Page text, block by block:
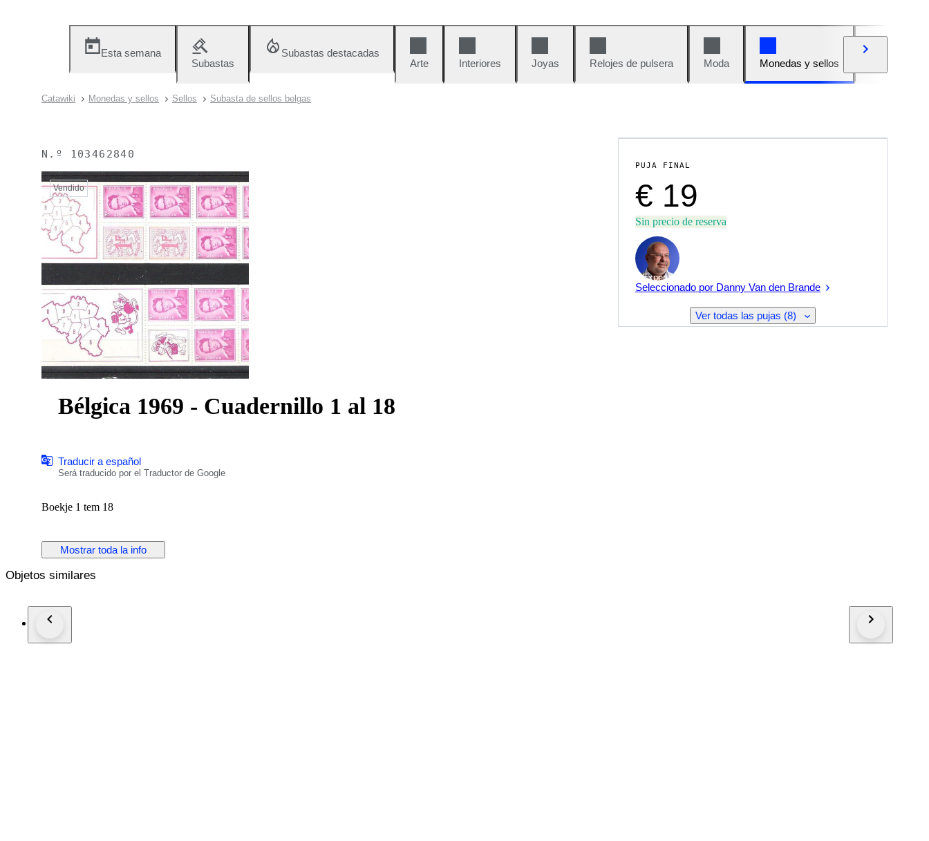
Esta semana
Subastas
Subastas destacadas
Arte
Interiores Joyas Relojes de pulsera Moda Monedas y sellos
Catawiki Monedas y sellos Sellos Subasta de sellos belgas
N.º 103462840
Vendido
Bélgica 1969 - Cuadernillo 1 al 18
Traducir a español
Será traducido por el Traductor de Google
Boekje 1 tem 18
Mostrar toda la info
PUJA FINAL
€ 19
Sin precio de reserva
Experto
Seleccionado por Danny Van den Brande
Ver todas las pujas (8)
Objetos similares